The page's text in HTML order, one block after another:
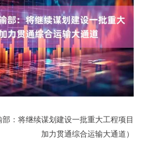
部：将继续谋划建设一批重大工程项目
加力贯通综合运输大通道）